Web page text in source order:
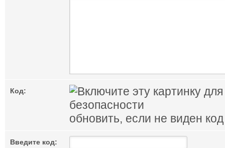
Код:
обновить, если не виден код
Введите код: